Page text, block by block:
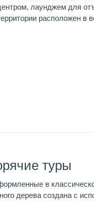
лаунджем для
расположен в
туры
в
дерева создана с